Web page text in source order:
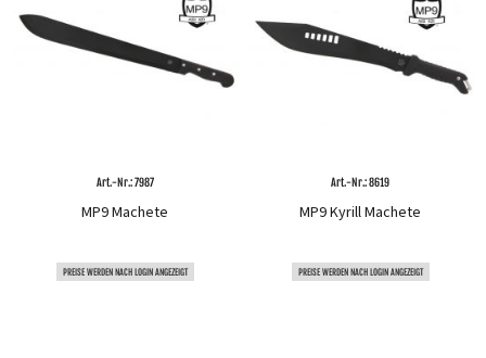
Art.-Nr.: 7987
MP9 Machete
PREISE WERDEN NACH LOGIN ANGEZEIGT
Art.-Nr.: 8619
MP9 Kyrill Machete
PREISE WERDEN NACH LOGIN ANGEZEIGT